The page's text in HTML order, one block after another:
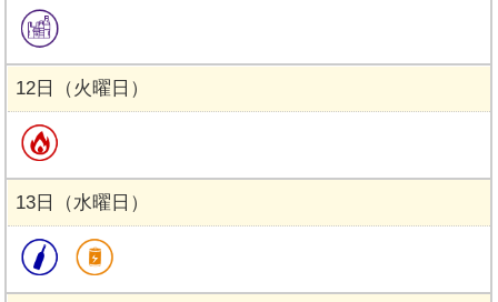
12日（火曜日）
13日（水曜日）